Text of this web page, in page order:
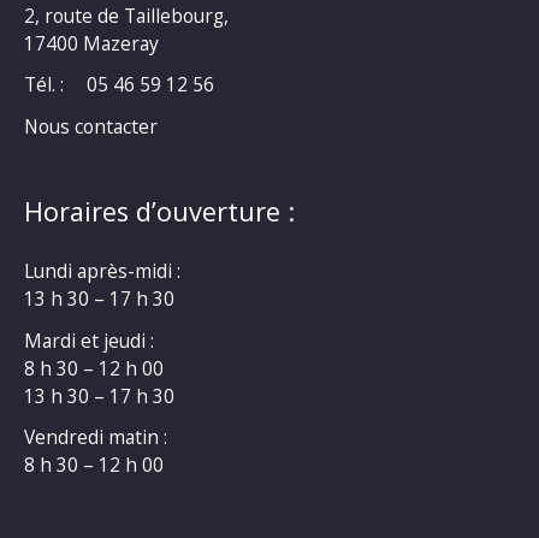
2, route de Taillebourg,
17400 Mazeray
Tél. :
05 46 59 12 56
Nous contacter
Horaires d’ouverture :
Lundi après-midi :
13 h 30 – 17 h 30
Mardi et jeudi :
8 h 30 – 12 h 00
13 h 30 – 17 h 30
Vendredi matin :
8 h 30 – 12 h 00